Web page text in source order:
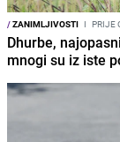
/ZANIMLJIVOSTI I PRIJE
Dhurbe,
mnogi su iz iste